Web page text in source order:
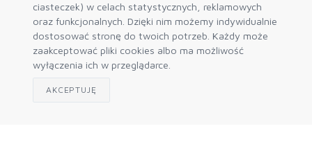
ciasteczek) w celach statystycznych, reklamowych
oraz funkcjonalnych. Dzięki nim możemy indywidualnie
dostosować stronę do twoich potrzeb. Każdy może
zaakceptować pliki cookies albo ma możliwość
wyłączenia ich w przeglądarce.
AKCEPTUJĘ
O nas
Kontakt
REGULAMINY